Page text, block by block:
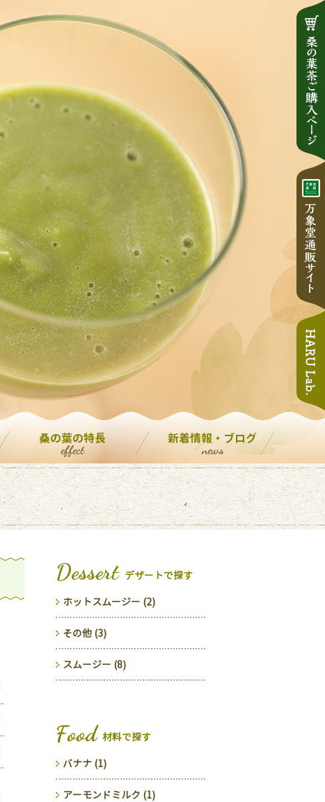
桑の葉の特長
effect
新着情報・ブログ
news
Dessert デザートで探す
ホットスムージー (2)
その他 (3)
スムージー (8)
Food 材料で探す
バナナ (1)
アーモンドミルク (1)